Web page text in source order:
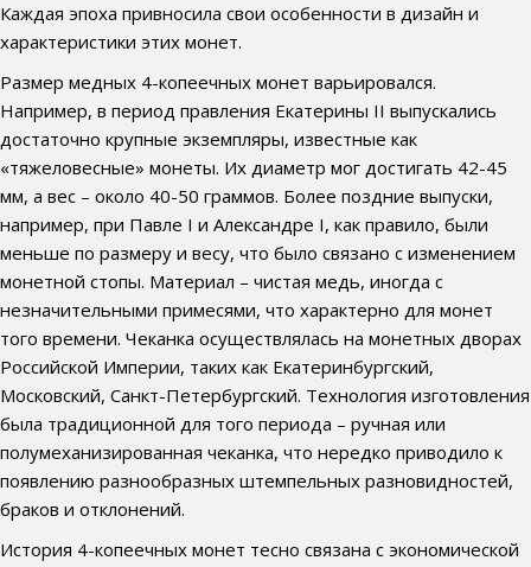
Каждая эпоха привносила свои особенности в дизайн и
характеристики этих монет.
Размер медных 4-копеечных монет варьировался.
Например, в период правления Екатерины II выпускались
достаточно крупные экземпляры, известные как
«тяжеловесные» монеты. Их диаметр мог достигать 42-45
мм, а вес – около 40-50 граммов. Более поздние выпуски,
например, при Павле I и Александре I, как правило, были
меньше по размеру и весу, что было связано с изменением
монетной стопы. Материал – чистая медь, иногда с
незначительными примесями, что характерно для монет
того времени. Чеканка осуществлялась на монетных дворах
Российской Империи, таких как Екатеринбургский,
Московский, Санкт-Петербургский. Технология изготовления
была традиционной для того периода – ручная или
полумеханизированная чеканка, что нередко приводило к
появлению разнообразных штемпельных разновидностей,
браков и отклонений.
История 4-копеечных монет тесно связана с экономической